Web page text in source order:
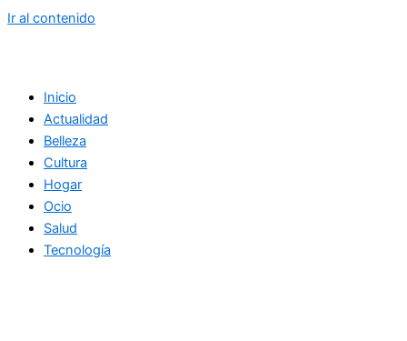
Ir al contenido
Inicio
Actualidad
Belleza
Cultura
Hogar
Ocio
Salud
Tecnología